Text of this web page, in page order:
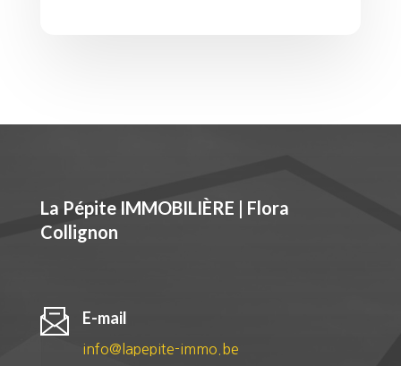
La Pépite IMMOBILIÈRE | Flora
Collignon
E-mail
info@lapepite-immo.be